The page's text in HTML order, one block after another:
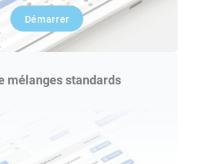
Démarrer
mélanges standards